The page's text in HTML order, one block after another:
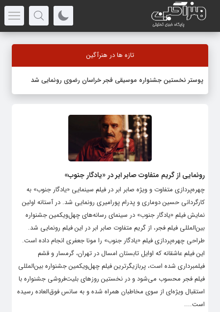
تازه ها در هنرآگین
پوستر نخستین جشنواره موسیقی فجر خراسان رضوی رونمایی شد
رونمایی از گریم متفاوت صابر ابر در «یادگار جنوب»
چهره‌پردازی متفاوت و ویژه صابر ابر در فیلم سینمایی «یادگار جنوب» به
کارگردانی حسین دوماری و پدرام پورامیری رونمایی شد. در آستانه اولین
نمایش فیلم «یادگار جنوب» در سینمای رسانه‌های چهل‌ویکمین جشنواره
بین‌المللی فیلم فجر، از گریم متفاوت صابر ابر در این فیلم رونمایی شد.
طراحی چهره‌پردازی فیلم «یادگار جنوب» را مونا جعفری انجام داده است.
این فیلم عاشقانه که اوایل تابستان امسال در تهران، گرمسار و قشم
فیلمبرداری شده است، پربازیگرترین فیلم چهل‌ویکمین جشنواره بین‌المللی
فیلم فجر محسوب می‌شود و در نخستین روزهای بلیت‌فروشی جشنواره با
استقبال ویژه‌ای از سوی مخاطبان همراه شده و به سانس فوق‌العاده رسیده
است....